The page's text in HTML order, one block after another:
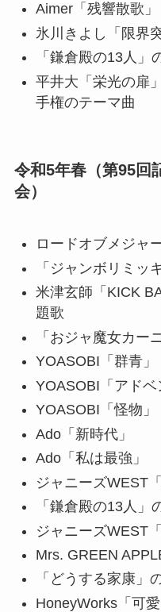
Aimer「残響散歌」
氷川きよし「限界
「鎌倉殿の13人」
平井大「栄光の扉
手権のテーマ曲
令和5年春（第95回
会）
ロードオブメジ
「ジャンボリミッ
米津玄師「KICK
題歌
「おジャ魔女カー
YOASOBI「群青」
YOASOBI「アドベ
YOASOBI「怪物」
Ado「新時代」
Ado「私は最強」
ジャニーズWEST
「鎌倉殿の13人」
ジャニーズWEST
Mrs. GREEN
「どうする家康」
HoneyWorks「可愛